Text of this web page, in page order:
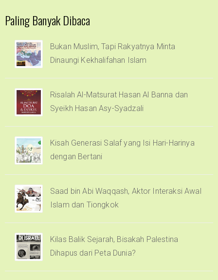
Paling Banyak Dibaca
Bukan Muslim, Tapi Rakyatnya Minta
Dinaungi Kekhalifahan Islam
Risalah Al-Matsurat Hasan Al Banna dan
Syeikh Hasan Asy-Syadzali
Kisah Generasi Salaf yang Isi Hari-Harinya
dengan Bertani
Saad bin Abi Waqqash, Aktor Interaksi Awal
Islam dan Tiongkok
Kilas Balik Sejarah, Bisakah Palestina
Dihapus dari Peta Dunia?